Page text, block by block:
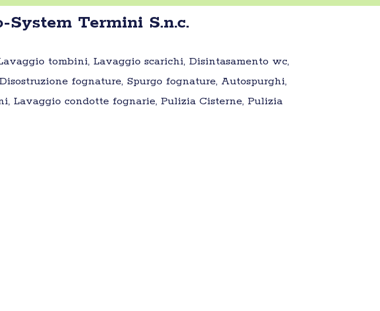
System Termini S.n.c.
tombini, Lavaggio scarichi, Disintasamento wc,
fognature, Spurgo fognature, Autospurghi,
Lavaggio condotte fognarie, Pulizia Cisterne, Pulizia